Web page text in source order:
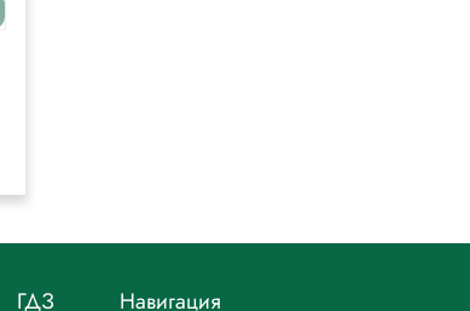
ГДЗ Навигация